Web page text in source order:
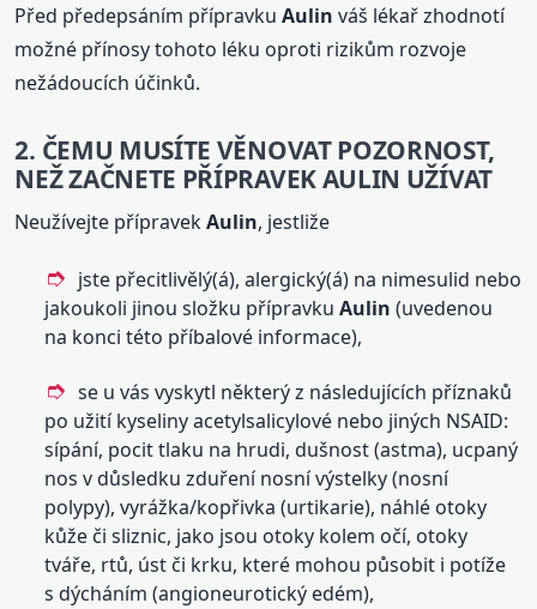
Před předepsáním přípravkuAulin váš lékař zhodnotí
možné přínosy tohoto léku oproti rizikům rozvoje
nežádoucích účinků.
2. ČEMU MUSÍTE VĚNOVAT POZORNOST,
NEŽ ZAČNETE PŘÍPRAVEKAULIN UŽÍVAT
Neužívejte přípravekAulin, jestliže
jste přecitlivělý(á), alergický(á) na nimesulid nebo
jakoukoli jinou složku přípravkuAulin (uvedenou
na konci této příbalové informace),
se u vás vyskytl některý z následujících příznaků
po užití kyseliny acetylsalicylové nebo jiných NSAID:
sípání, pocit tlaku na hrudi, dušnost (astma), ucpaný
nos v důsledku zduření nosní výstelky (nosní
polypy), vyrážka/kopřivka (urtikarie), náhlé otoky
kůže či sliznic, jako jsou otoky kolem očí, otoky
tváře, rtů, úst či krku, které mohou působit i potíže
s dýcháním (angioneurotický edém),